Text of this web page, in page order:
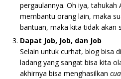
pergaulannya. Oh iya, tahukah
membantu orang lain, maka
bantuan, maka kita tidak akan
Dapat Job, Job, dan Job
Selain untuk curhat, blog bisa
ladang yang sangat bisa kita
akhirnya bisa menghasilkan